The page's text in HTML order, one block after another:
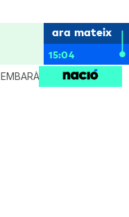
ara mateix
15:04
EMBARÀS CRIANÇA